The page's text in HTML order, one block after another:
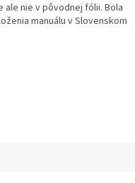
ale nie v pôvodnej fólii. Bola
manuálu v Slovenskom